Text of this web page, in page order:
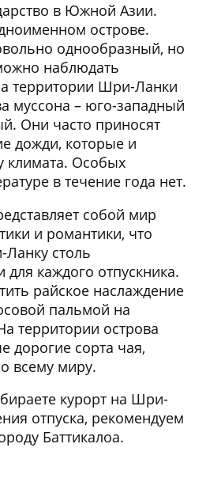
в Южной Азии.
острове.
однообразный, но
наблюдать
территории Шри-Ланки
муссона – юго-западный
Они часто приносят
дожди, которые и
климата. Особых
в течение года нет.
собой мир
и романтики, что
столь
каждого отпускника.
райское наслаждение
пальмой на
территории острова
сорта чая,
всему миру.
курорт на Шри-
отпуска, рекомендуем
Баттикалоа.